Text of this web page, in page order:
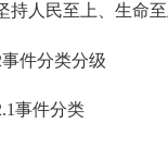
人民至上、生命至
分类分级
件分类